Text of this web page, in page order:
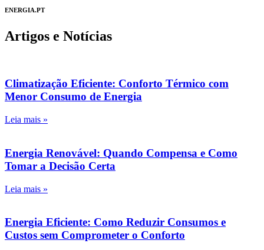
ENERGIA.PT
Artigos e Notícias
Climatização Eficiente: Conforto Térmico com
Menor Consumo de Energia
Leia mais »
Energia Renovável: Quando Compensa e Como
Tomar a Decisão Certa
Leia mais »
Energia Eficiente: Como Reduzir Consumos e
Custos sem Comprometer o Conforto